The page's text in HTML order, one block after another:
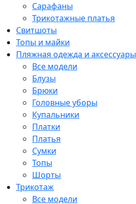
Сарафаны
Трикотажные платья
Свитшоты
Топы и майки
Пляжная одежда и аксессуары
Все модели
Блузы
Брюки
Головные уборы
Купальники
Платки
Платья
Сумки
Топы
Шорты
Трикотаж
Все модели